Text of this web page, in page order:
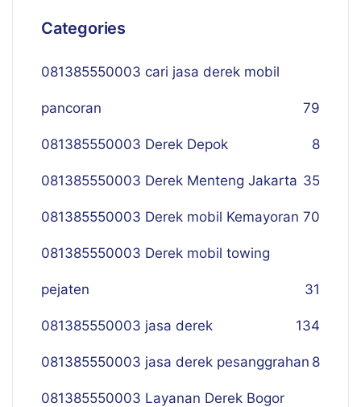
Categories
081385550003 cari jasa derek mobil
pancoran 79
081385550003 Derek Depok 8
081385550003 Derek Menteng Jakarta 35
081385550003 Derek mobil Kemayoran 70
081385550003 Derek mobil towing
pejaten 31
081385550003 jasa derek 134
081385550003 jasa derek pesanggrahan 8
081385550003 Layanan Derek Bogor